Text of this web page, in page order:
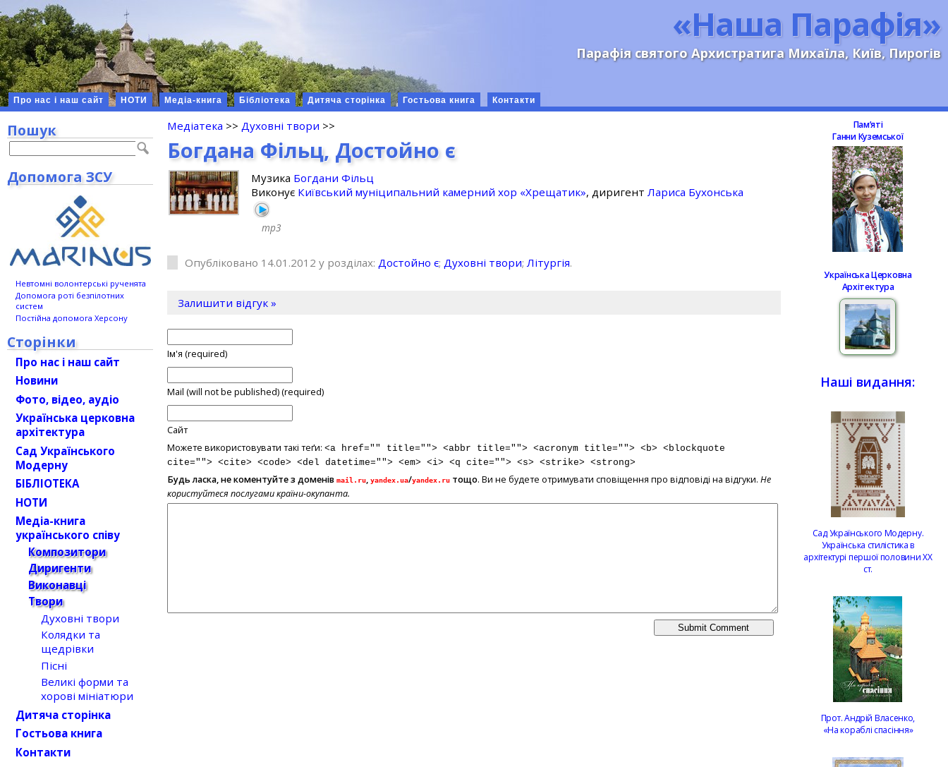
«Наша Парафія»
Парафія святого Архистратига Михаїла, Київ, Пирогів
Про нас і наш сайт НОТИ Медіа-книга Бібліотека Дитяча сторінка Гостьова книга Контакти
Медіатека >>Духовні твори >>
Богдана Фільц, Достойно є
Музика Богдани Фільц
Виконує Київський муніципальний камерний хор «Хрещатик», диригентЛариса Бухонська
mp3
Опубліковано 14.01.2012 у розділах: Достойно є; Духовні твори; Літургія.
Залишити відгук »
Ім'я (required)
Mail (will not be published) (required)
Сайт
Можете використовувати такі теґи:<a href="" title=""> <abbr title=""> <acronym title=""> <b> <blockquote
cite=""> <cite> <code> <del datetime=""> <em> <i> <q cite=""> <s> <strike> <strong>
Будь ласка, не коментуйте з доменівmail.ru,yandex.ua/yandex.ru тощо. Ви не будете отримувати сповіщення про відповіді на відгуки.Не
користуйтеся послугами країни-окупанта.
Пошук
Допомога ЗСУ
Невтомні волонтерські рученята
Допомога роті безпілотних
систем
Постійна допомога Херсону
Сторінки
Про нас і наш сайт
Новини
Фото, відео, аудіо
Українська церковна
архітектура
Сад Українського
Модерну
БІБЛІОТЕКА
НОТИ
Медіа-книга
українського співу
Композитори
Диригенти
Виконавці
Твори
Духовні твори
Колядки та
щедрівки
Пісні
Великі форми та
хорові мініатюри
Дитяча сторінка
Гостьова книга
Контакти
Памʼяті
Ганни Куземської
Українська Церковна
Архітектура
Наші видання:
Сад Українського Модерну.
Українська стилістика в
архітектурі першої половини ХХ
ст.
Прот. Андрій Власенко,
«На кораблі спасіння»